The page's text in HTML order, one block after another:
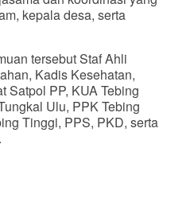
kepala desa, serta
tersebut Staf Ahli
Kadis Kesehatan,
Satpol PP, KUA Tebing
Ulu, PPK Tebing
Tinggi, PPS, PKD, serta